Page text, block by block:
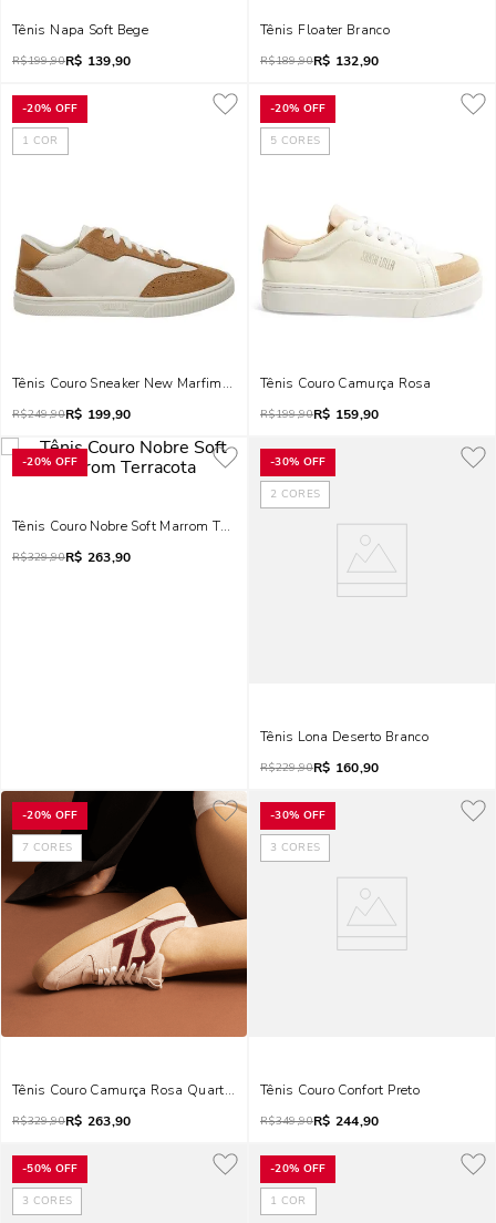
Tênis Napa Soft Bege
R$199,90R$ 139,90
Tênis Floater Branco
R$189,90R$ 132,90
-20% OFF
1 COR
Tênis Couro Sneaker New Marfim E Bege
R$249,90R$ 199,90
-20% OFF
5 CORES
Tênis Couro Camurça Rosa
R$199,90R$ 159,90
-20% OFF
Tênis Couro Nobre Soft Marrom Terracota
R$329,90R$ 263,90
-30% OFF
2 CORES
Tênis Lona Deserto Branco
R$229,90R$ 160,90
-20% OFF
7 CORES
Tênis Couro Camurça Rosa Quartzo
R$329,90R$ 263,90
-30% OFF
3 CORES
Tênis Couro Confort Preto
R$349,90R$ 244,90
-50% OFF
3 CORES
-20% OFF
1 COR